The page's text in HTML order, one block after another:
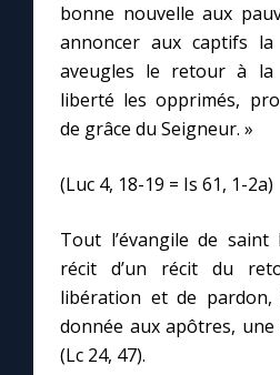
Mes intentions de prière
Une Minute avec Marie
À la une
1000 Raisons de Croire
Chapelet pour le monde
bonne nouvelle aux
annoncer aux captifs
aveugles le retour à la
liberté les opprimés,
de grâce du Seigneur. »
(Luc 4, 18-19 = Is 61, 1-2a)
Tout l’évangile de
récit d’un récit du
libération et de pardon,
donnée aux apôtres,
(Lc 24, 47).